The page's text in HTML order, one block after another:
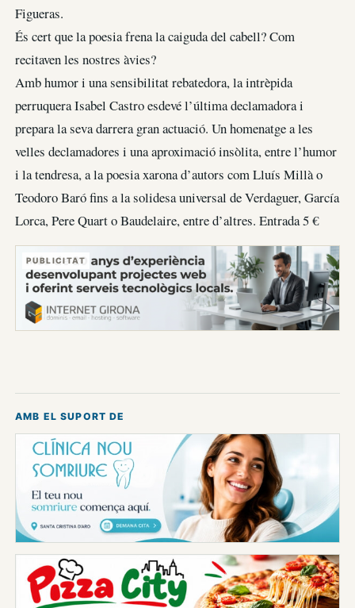
Figueras.
És cert que la poesia frena la caiguda del cabell? Com
recitaven les nostres àvies?
Amb humor i una sensibilitat rebatedora, la intrèpida
perruquera Isabel Castro esdevé l’última declamadora i
prepara la seva darrera gran actuació. Un homenatge a les
velles declamadores i una aproximació insòlita, entre l’humor
i la tendresa, a la poesia xarona d’autors com Lluís Millà o
Teodoro Baró fins a la solidesa universal de Verdaguer, García
Lorca, Pere Quart o Baudelaire, entre d’altres. Entrada 5 €
PUBLICITAT
AMB EL SUPORT DE